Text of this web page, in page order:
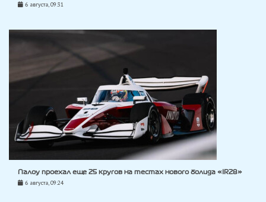
6 августа, 09:31
Палоу проехал еще 25 кругов на тестах нового болида «IR28»
6 августа, 09:24